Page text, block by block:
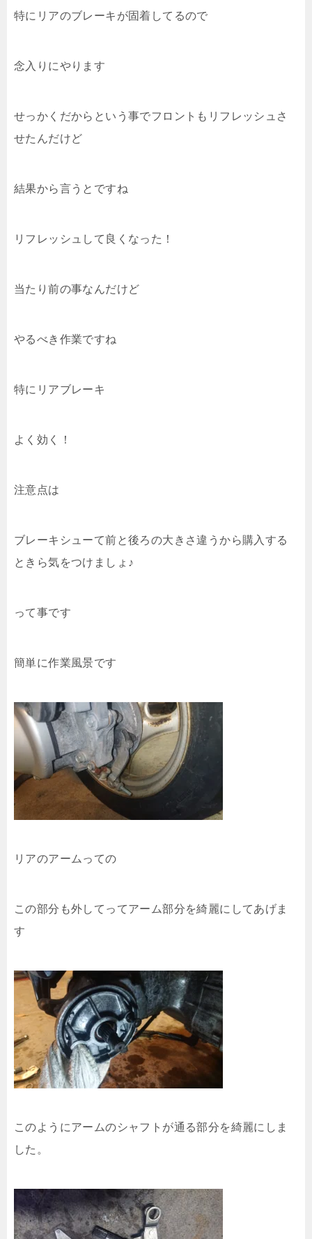
特にリアのブレーキが固着してるので
念入りにやります
せっかくだからという事でフロントもリフレッシュさ
せたんだけど
結果から言うとですね
リフレッシュして良くなった！
当たり前の事なんだけど
やるべき作業ですね
特にリアブレーキ
よく効く！
注意点は
ブレーキシューて前と後ろの大きさ違うから購入する
ときら気をつけましょ♪
って事です
簡単に作業風景です
リアのアームっての
この部分も外してってアーム部分を綺麗にしてあげま
す
このようにアームのシャフトが通る部分を綺麗にしま
した。